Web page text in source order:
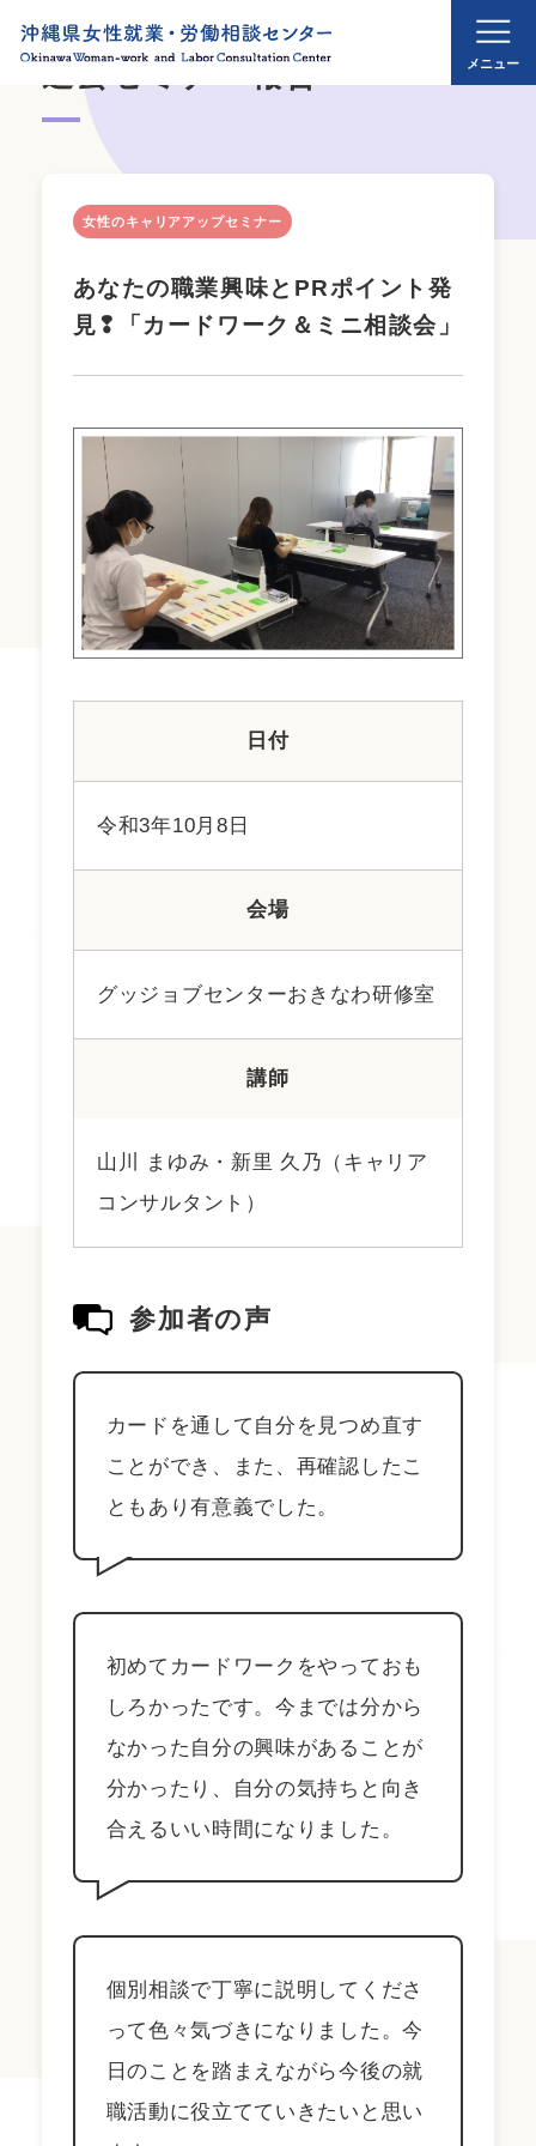
過去セミナー報告
女性のキャリアアップセミナー
あなたの職業興味とPRポイント発
見❢「カードワーク＆ミニ相談会」
日付
令和3年10月8日
会場
グッジョブセンターおきなわ研修室
講師
山川 まゆみ・新里 久乃（キャリア
コンサルタント）
参加者の声
カードを通して自分を見つめ直す
ことができ、また、再確認したこ
ともあり有意義でした。
初めてカードワークをやっておも
しろかったです。今までは分から
なかった自分の興味があることが
分かったり、自分の気持ちと向き
合えるいい時間になりました。
個別相談で丁寧に説明してくださ
って色々気づきになりました。今
日のことを踏まえながら今後の就
職活動に役立てていきたいと思い